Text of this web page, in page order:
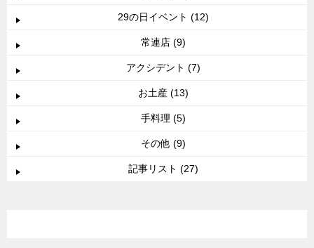
29の日イベント (12)
常連店 (9)
アクシデント (7)
お土産 (13)
手料理 (5)
その他 (9)
記事リスト (27)